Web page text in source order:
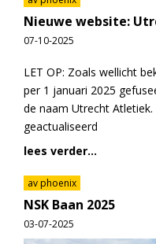
Nieuwe website:
07-10-2025
LET OP: Zoals wellicht
per 1 januari 2025
de naam Utrecht
geactualiseerd
lees verder...
av phoenix
NSK Baan 2025
03-07-2025